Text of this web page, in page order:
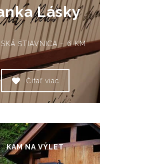
Lásky
ŠTIAVNICA – 6 KM
Čítať viac
KAM NA VÝLET